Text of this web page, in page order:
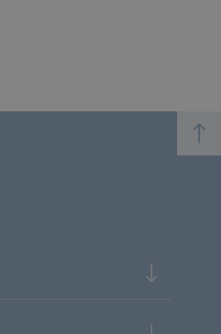
top